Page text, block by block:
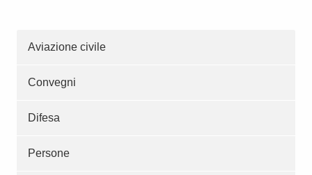
Aviazione civile
Convegni
Difesa
Persone